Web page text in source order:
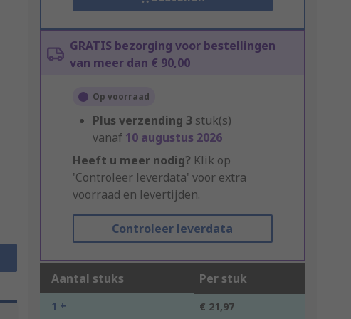
GRATIS bezorging voor bestellingen
van meer dan € 90,00
Op voorraad
Plus verzending 3 stuk(s)
vanaf 10 augustus 2026
Heeft u meer nodig? Klik op
'Controleer leverdata' voor extra
voorraad en levertijden.
Controleer leverdata
Aantal stuks Per stuk
1 + € 21,97